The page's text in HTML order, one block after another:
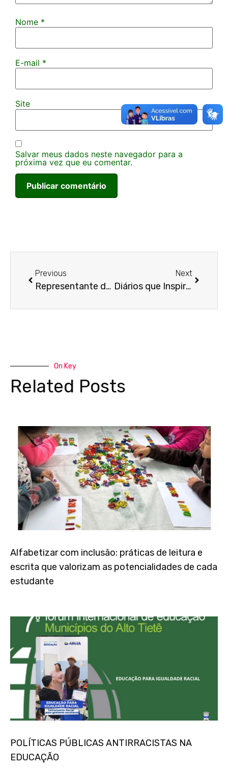
Nome *
E-mail *
Site
Salvar meus dados neste navegador para a
próxima vez que eu comentar.
Previous
Representante de Classe: A Voz da Nossa Sala!
Next
Diários que Inspiram
On Key
Related Posts
Alfabetizar com inclusão: práticas de leitura e
escrita que valorizam as potencialidades de cada
estudante
POLÍTICAS PÚBLICAS ANTIRRACISTAS NA
EDUCAÇÃO